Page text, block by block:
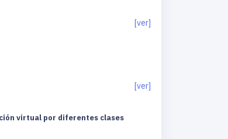
[ver]
[ver]
virtual por diferentes clases